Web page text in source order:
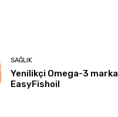
SAĞLIK
Yenilikçi Omega-3
EasyFishoil